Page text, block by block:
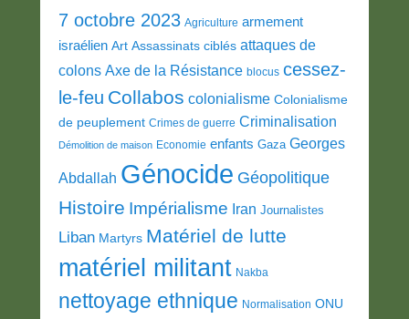
7 octobre 2023 Agriculture armement
israélien Art Assassinats ciblés attaques de
colons Axe de la Résistance blocus cessez-
le-feu Collabos colonialisme Colonialisme
de peuplement Crimes de guerre Criminalisation
Démolition de maison Economie enfants Gaza Georges
Abdallah Génocide Géopolitique
Histoire Impérialisme Iran Journalistes
Liban Martyrs Matériel de lutte
matériel militant Nakba
nettoyage ethnique Normalisation ONU